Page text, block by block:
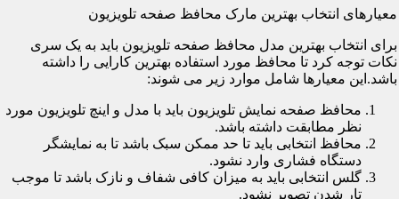
معیارهای انتخاب بهترین مارک محافظ صفحه تلویزیون
برای انتخاب بهترین مدل محافظ صفحه تلویزیون باید به یک سری
نکات توجه کرد تا محافظ مورد استفاده بهترین کارایی را داشته
باشد.این معیارها شامل موارد زیر می شوند:
محافظ صفحه نمایش تلویزیون باید با مدل و اینچ تلویزیون مورد
نظر مطابقت داشته باشد.
محافظ انتخابی باید تا حد ممکن سبک باشد تا به نمایشگر
دستگاه فشاری وارد نشود.
گلس انتخابی باید به میزان کافی شفاف و نازک باشد تا موجب
تار شدن تصویر نشود.